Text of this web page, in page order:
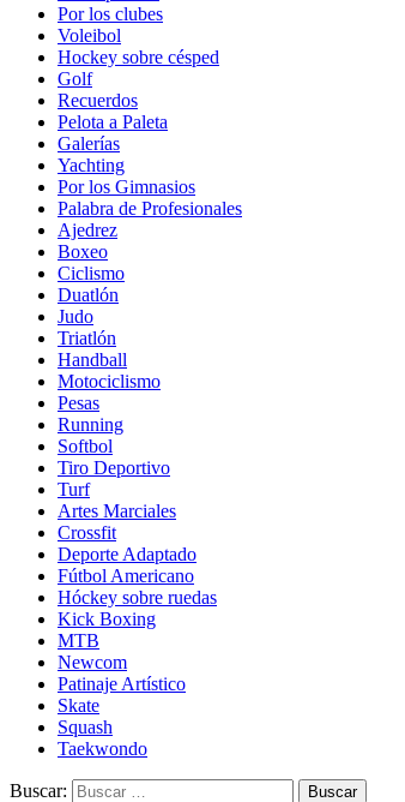
Por los clubes
Voleibol
Hockey sobre césped
Golf
Recuerdos
Pelota a Paleta
Galerías
Yachting
Por los Gimnasios
Palabra de Profesionales
Ajedrez
Boxeo
Ciclismo
Duatlón
Judo
Triatlón
Handball
Motociclismo
Pesas
Running
Softbol
Tiro Deportivo
Turf
Artes Marciales
Crossfit
Deporte Adaptado
Fútbol Americano
Hóckey sobre ruedas
Kick Boxing
MTB
Newcom
Patinaje Artístico
Skate
Squash
Taekwondo
Buscar: